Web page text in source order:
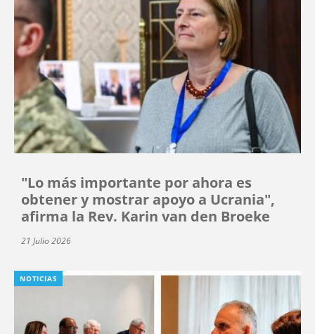
"Lo más importante por ahora es
obtener y mostrar apoyo a Ucrania",
afirma la Rev. Karin van den Broeke
21 Julio 2026
NOTICIAS